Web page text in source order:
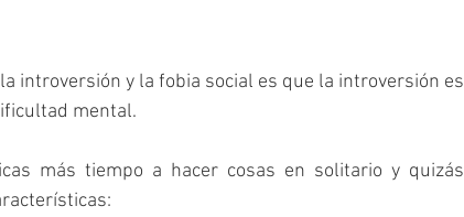
introversión y la fobia social es que la introversión es
mental.
más tiempo a hacer cosas en solitario y quizás